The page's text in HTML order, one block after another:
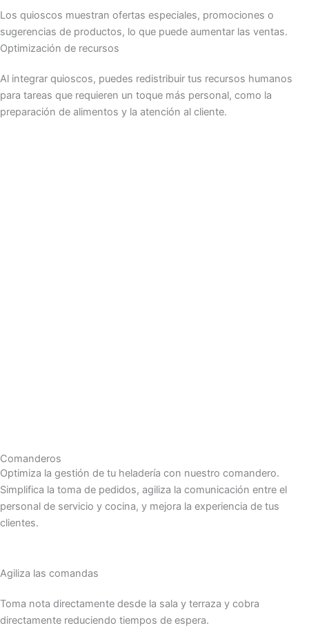
Los quioscos muestran ofertas especiales, promociones o
sugerencias de productos, lo que puede aumentar las ventas.
Optimización de recursos
Al integrar quioscos, puedes redistribuir tus recursos humanos
para tareas que requieren un toque más personal, como la
preparación de alimentos y la atención al cliente.
Comanderos
Optimiza la gestión de tu heladería con nuestro comandero.
Simplifica la toma de pedidos, agiliza la comunicación entre el
personal de servicio y cocina, y mejora la experiencia de tus
clientes.
Agiliza las comandas
Toma nota directamente desde la sala y terraza y cobra
directamente reduciendo tiempos de espera.